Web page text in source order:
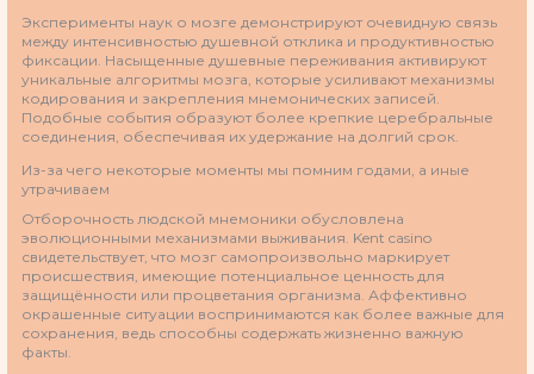
Эксперименты наук о мозге демонстрируют очевидную связь
между интенсивностью душевной отклика и продуктивностью
фиксации. Насыщенные душевные переживания активируют
уникальные алгоритмы мозга, которые усиливают механизмы
кодирования и закрепления мнемонических записей.
Подобные события образуют более крепкие церебральные
соединения, обеспечивая их удержание на долгий срок.
Из-за чего некоторые моменты мы помним годами, а иные
утрачиваем
Отборочность людской мнемоники обусловлена
эволюционными механизмами выживания. Kent casino
свидетельствует, что мозг самопроизвольно маркирует
происшествия, имеющие потенциальное ценность для
защищённости или процветания организма. Аффективно
окрашенные ситуации воспринимаются как более важные для
сохранения, ведь способны содержать жизненно важную
факты.